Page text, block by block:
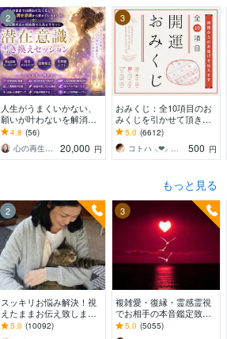
2
人生がうまくいかない、
願いが叶わないを解消し
ます 現実を変えるために
努力したのに、自力では
もう無理と感じている
4.8 (56)
心の再生セラピスト YASUKO
20,000 円
3
おみくじ：全10項目のお
みくじを引かせて頂きま
す ㊙あなた様がこの先ど
う進むかの道しるべにな
さってください！
5.0 (6612)
コトハ ⸜❤︎⸝ 新サービス提供開始✨️
500 円
もっと見る
2
スッキリお悩み解決！視
えたままお伝え致します
恋愛、結婚、人間関係、
仕事、人生、ペットの気
5.0 (10092)
3
複雑愛・復縁・霊感霊視
でお相手の本音鑑定致し
ます 降りて来た言葉をそ
のままお伝えします。
5.0 (5055)